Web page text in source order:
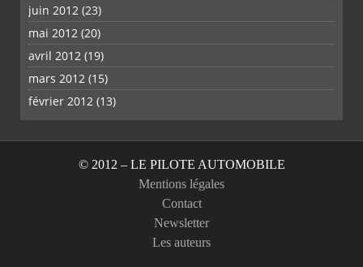
juin 2012 (23)
mai 2012 (20)
avril 2012 (19)
mars 2012 (15)
février 2012 (13)
© 2012 – LE PILOTE AUTOMOBILE
Mentions légales
Contact
Newsletter
Les auteurs